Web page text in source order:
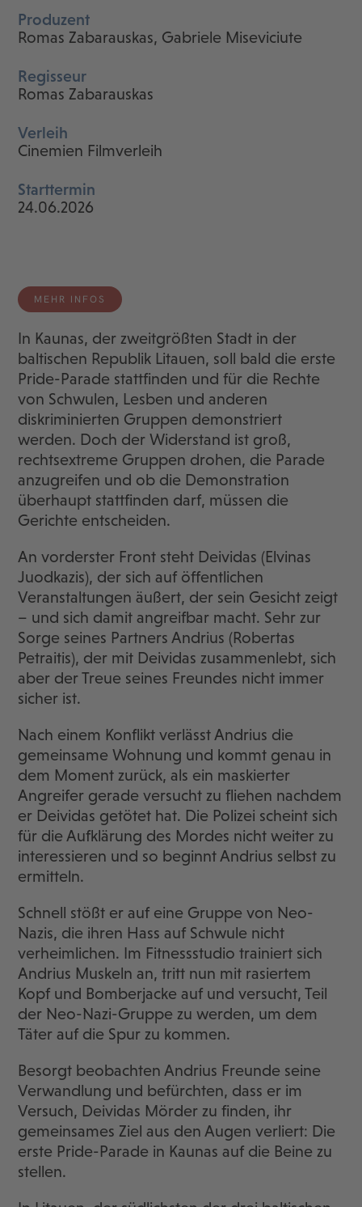
Produzent
Romas Zabarauskas, Gabriele Miseviciute
Regisseur
Romas Zabarauskas
Verleih
Cinemien Filmverleih
Starttermin
24.06.2026
MEHR INFOS
In Kaunas, der zweitgrößten Stadt in der
baltischen Republik Litauen, soll bald die erste
Pride-Parade stattfinden und für die Rechte
von Schwulen, Lesben und anderen
diskriminierten Gruppen demonstriert
werden. Doch der Widerstand ist groß,
rechtsextreme Gruppen drohen, die Parade
anzugreifen und ob die Demonstration
überhaupt stattfinden darf, müssen die
Gerichte entscheiden.
An vorderster Front steht Deividas (Elvinas
Juodkazis), der sich auf öffentlichen
Veranstaltungen äußert, der sein Gesicht zeigt
– und sich damit angreifbar macht. Sehr zur
Sorge seines Partners Andrius (Robertas
Petraitis), der mit Deividas zusammenlebt, sich
aber der Treue seines Freundes nicht immer
sicher ist.
Nach einem Konflikt verlässt Andrius die
gemeinsame Wohnung und kommt genau in
dem Moment zurück, als ein maskierter
Angreifer gerade versucht zu fliehen nachdem
er Deividas getötet hat. Die Polizei scheint sich
für die Aufklärung des Mordes nicht weiter zu
interessieren und so beginnt Andrius selbst zu
ermitteln.
Schnell stößt er auf eine Gruppe von Neo-
Nazis, die ihren Hass auf Schwule nicht
verheimlichen. Im Fitnessstudio trainiert sich
Andrius Muskeln an, tritt nun mit rasiertem
Kopf und Bomberjacke auf und versucht, Teil
der Neo-Nazi-Gruppe zu werden, um dem
Täter auf die Spur zu kommen.
Besorgt beobachten Andrius Freunde seine
Verwandlung und befürchten, dass er im
Versuch, Deividas Mörder zu finden, ihr
gemeinsames Ziel aus den Augen verliert: Die
erste Pride-Parade in Kaunas auf die Beine zu
stellen.